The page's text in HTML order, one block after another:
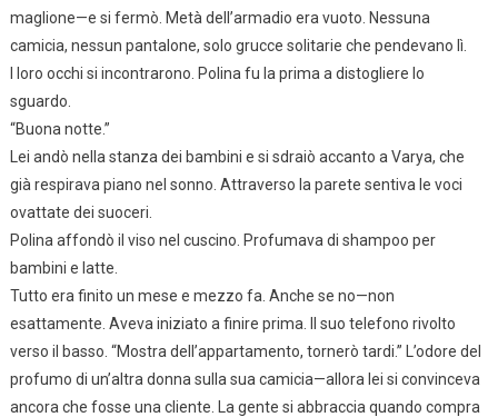
maglione—e si fermò. Metà dell’armadio era vuoto. Nessuna
camicia, nessun pantalone, solo grucce solitarie che pendevano lì.
I loro occhi si incontrarono. Polina fu la prima a distogliere lo
sguardo.
“Buona notte.”
Lei andò nella stanza dei bambini e si sdraiò accanto a Varya, che
già respirava piano nel sonno. Attraverso la parete sentiva le voci
ovattate dei suoceri.
Polina affondò il viso nel cuscino. Profumava di shampoo per
bambini e latte.
Tutto era finito un mese e mezzo fa. Anche se no—non
esattamente. Aveva iniziato a finire prima. Il suo telefono rivolto
verso il basso. “Mostra dell’appartamento, tornerò tardi.” L’odore del
profumo di un’altra donna sulla sua camicia—allora lei si convinceva
ancora che fosse una cliente. La gente si abbraccia quando compra